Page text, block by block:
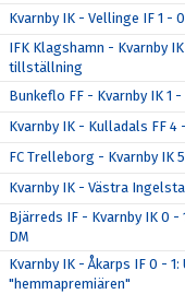
Kvarnby IK - Vellinge IF 1 -
IFK Klagshamn - Kvarnby
tillställning
Bunkeflo FF - Kvarnby IK 1
Kvarnby IK - Kulladals FF
FC Trelleborg - Kvarnby IK
Kvarnby IK - Västra
Bjärreds IF - Kvarnby IK 0
DM
Kvarnby IK - Åkarps IF 0 -
"hemmapremiären"